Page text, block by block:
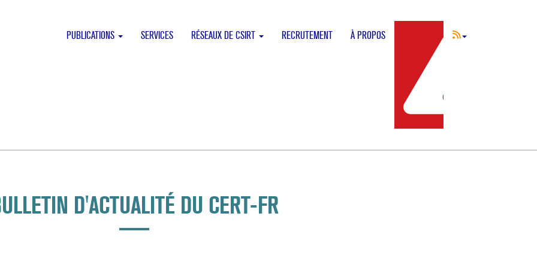
PUBLICATIONS SERVICES RÉSEAUX DE CSIRT RECRUTEMENT À PROPOS
D'ACTUALITÉ DU CERT-FR